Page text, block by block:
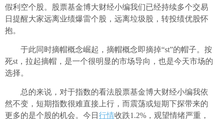
假利空个股。股票基金博大财经小编我们已经持续多个交易
日提醒大家远离业绩爆雷个股，远离垃圾股，转投绩优股怀
抱。
于此同时摘帽概念崛起，摘帽概念即摘掉“st”的帽子。按
死st，拉起摘帽，是一个很明显的市场导向，也是今天市场的
选择。
总的来说，对于指数的看法股票基金博大财经小编我依
然不变，短期指数很难直接上行，而震荡或短期下探带来的
更多的是个股的机会。今日 行情收跌1.2%，观望情绪严重，